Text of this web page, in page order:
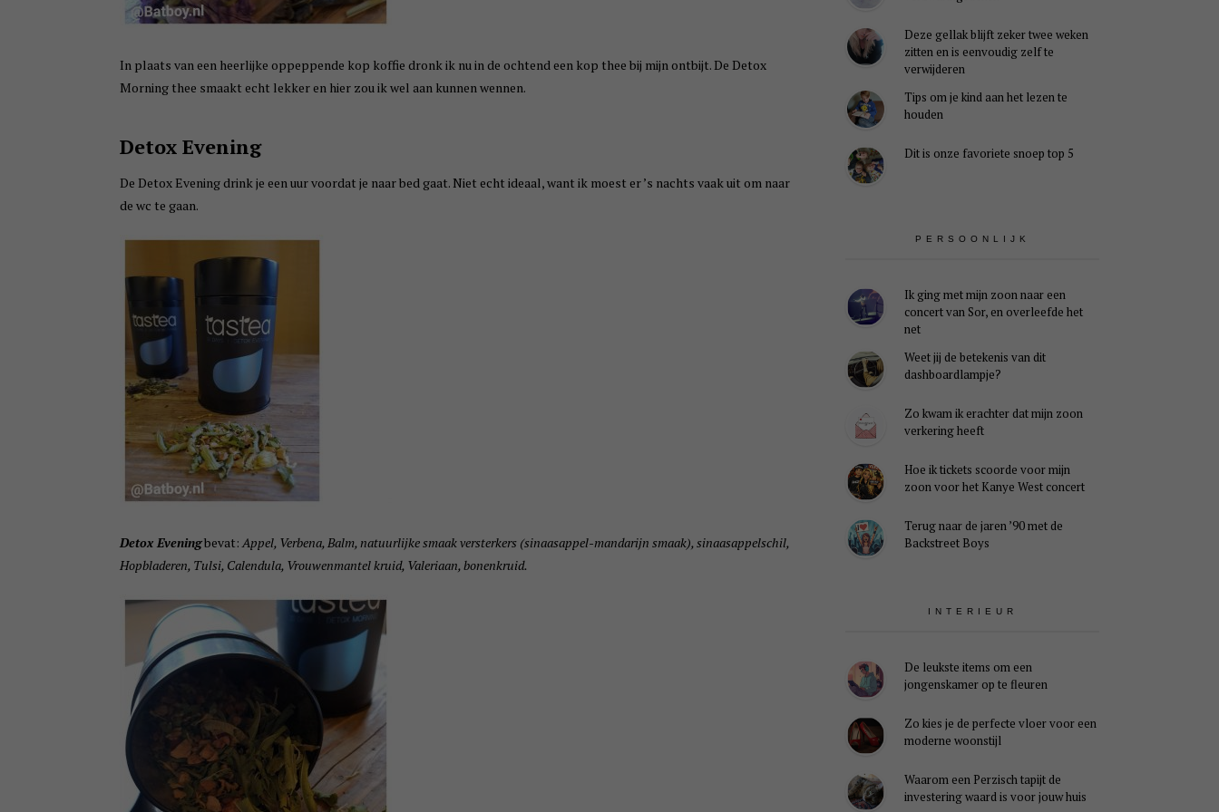
In plaats van een heerlijke oppeppende kop koffie dronk ik nu in de ochtend een kop thee bij mijn ontbijt. De Detox
Morning thee smaakt echt lekker en hier zou ik wel aan kunnen wennen.
Detox Evening
De Detox Evening drink je een uur voordat je naar bed gaat. Niet echt ideaal, want ik moest er ’s nachts vaak uit om naar
de wc te gaan.
Detox Eveningbevat:Appel, Verbena, Balm, natuurlijke smaak versterkers (sinaasappel-mandarijn smaak), sinaasappelschil,
Hopbladeren, Tulsi, Calendula, Vrouwenmantel kruid, Valeriaan, bonenkruid.
Deze gellak blijft zeker twee weken
zitten en is eenvoudig zelf te
verwijderen
Tips om je kind aan het lezen te
houden
Dit is onze favoriete snoep top 5
PERSOONLIJK
Ik ging met mijn zoon naar een
concert van Sor, en overleefde het
net
Weet jij de betekenis van dit
dashboardlampje?
Zo kwam ik erachter dat mijn zoon
verkering heeft
Hoe ik tickets scoorde voor mijn
zoon voor het Kanye West concert
Terug naar de jaren ’90 met de
Backstreet Boys
INTERIEUR
De leukste items om een
jongenskamer op te fleuren
Zo kies je de perfecte vloer voor een
moderne woonstijl
Waarom een Perzisch tapijt de
investering waard is voor jouw huis